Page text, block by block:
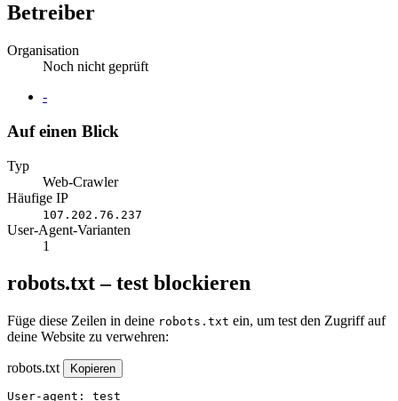
Betreiber
Organisation
Noch nicht geprüft
Website
-
Auf einen Blick
Typ
Web-Crawler
Häufige IP
107.202.76.237
User-Agent-Varianten
1
robots.txt – test blockieren
Füge diese Zeilen in deine robots.txt ein, um test den Zugriff auf
deine Website zu verwehren:
robots.txt Kopieren
User-agent: test